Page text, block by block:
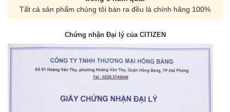
Tất cả sản phẩm chúng tôi bán ra đều là chính hãng 100%
Chứng nhận Đại lý của CITIZEN